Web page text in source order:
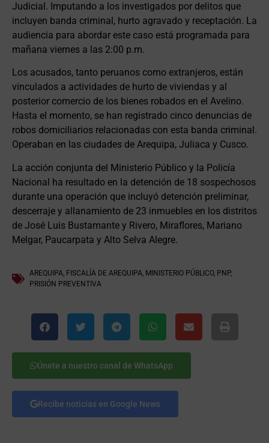
Judicial. Imputando a los investigados por delitos que
incluyen banda criminal, hurto agravado y receptación. La
audiencia para abordar este caso está programada para
mañana viernes a las 2:00 p.m.
Los acusados, tanto peruanos como extranjeros, están
vinculados a actividades de hurto de viviendas y al
posterior comercio de los bienes robados en el Avelino.
Hasta el momento, se han registrado cinco denuncias de
robos domiciliarios relacionadas con esta banda criminal.
Operaban en las ciudades de Arequipa, Juliaca y Cusco.
La acción conjunta del Ministerio Público y la Policía
Nacional ha resultado en la detención de 18 sospechosos
durante una operación que incluyó detención preliminar,
descerraje y allanamiento de 23 inmuebles en los distritos
de José Luis Bustamante y Rivero, Miraflores, Mariano
Melgar, Paucarpata y Alto Selva Alegre.
AREQUIPA, FISCALÍA DE AREQUIPA, MINISTERIO PÚBLICO, PNP,
PRISIÓN PREVENTIVA
Únete a nuestro canal de WhatsApp
Recibe noticias en Google News